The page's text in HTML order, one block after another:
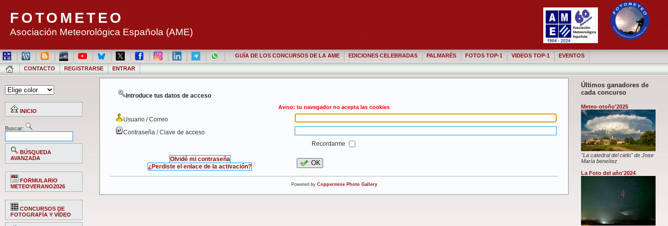
FOTOMETEO
Asociación Meteorológica Española (AME)
GUÍA DE LOS CONCURSOS DE LA AME EDICIONES CELEBRADAS PALMARÉS FOTOS TOP-1 VIDEOS TOP-1 EVENTOS
CONTACTO REGISTRARSE ENTRAR
INICIO
Buscar:
BÚSQUEDA
AVANZADA
FORMULARIO
METEOVERANO2026
CONCURSOS DE
FOTOGRAFÍA Y VÍDEO
Últimos ganadores de
cada concurso
Meteo-otoño'2025
"La catedral del cielo" de Jose
María beneítez
La Foto del año'2024
Introduce tus datos de acceso
Aviso: tu navegador no acepta las cookies
Usuario / Correo
Contraseña / Clave de acceso
Recordarme
Olvidé mi contraseña
¿Perdiste el enlace de la activación?
OK
Powered by Coppermine Photo Gallery